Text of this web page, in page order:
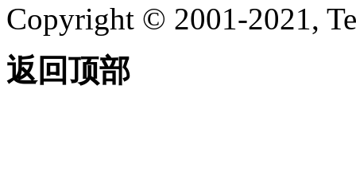
Copyright © 2001-2021,
返回顶部